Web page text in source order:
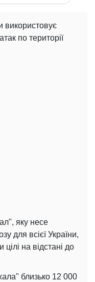
використовує
по території
яку несе
для всієї України,
на відстані до
близько 12 000